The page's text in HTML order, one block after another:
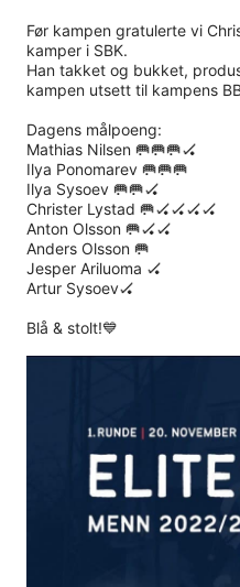
Før kampen gratulerte vi
kamper i SBK.
Han takket og bukket,
kampen utsett til kampens
Dagens målpoeng:
Mathias Nilsen 🥅🥅🥅🏑
Ilya Ponomarev 🥅🥅🥅
Ilya Sysoev 🥅🥅🏑
Christer Lystad 🥅🏑🏑🏑🏑
Anton Olsson 🥅🏑🏑
Anders Olsson 🥅
Jesper Ariluoma 🏑
Artur Sysoev🏑
Blå & stolt!💙